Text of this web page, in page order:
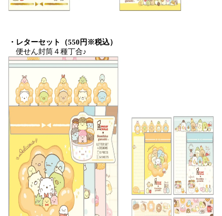
・レターセット（550円※税込）
便せん封筒４種丁合♪